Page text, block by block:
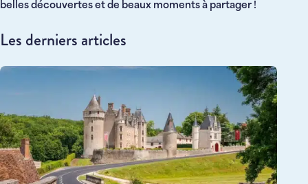
belles découvertes et de beaux moments à partager !
Les derniers articles